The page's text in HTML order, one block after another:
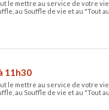
le mettre au service de votre
au Souffle de vie et au "Tout
11h30
le mettre au service de votre
au Souffle de vie et au "Tout